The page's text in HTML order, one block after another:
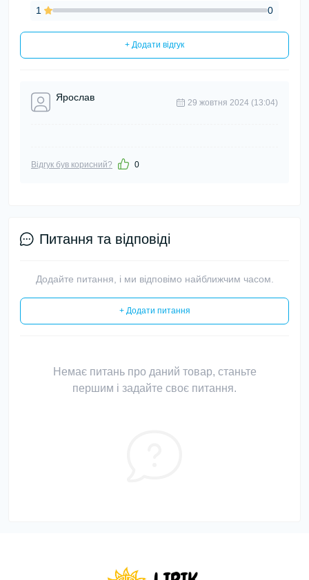
1 0
+ Додати відгук
Ярослав 29 жовтня 2024 (13:04)
Відгук був корисний? 0
Питання та відповіді
Додайте питання, і ми відповімо найближчим часом.
+ Додати питання
Немає питань про даний товар, станьте
першим і задайте своє питання.